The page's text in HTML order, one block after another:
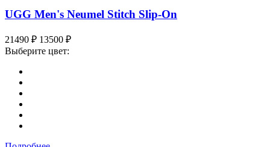
UGG Men's Neumel Stitch Slip-On
21490 ₽ 13500 ₽
Выберите цвет: